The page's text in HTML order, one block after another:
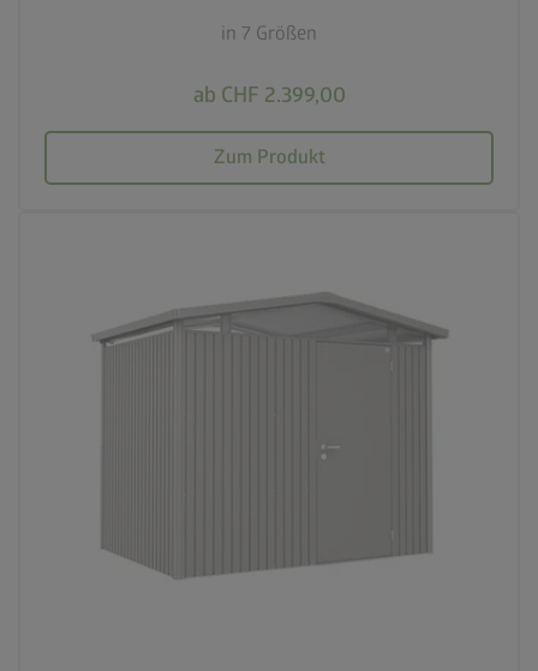
in 7 Größen
ab CHF 2.399,00
Zum Produkt
3 Farbvariationen